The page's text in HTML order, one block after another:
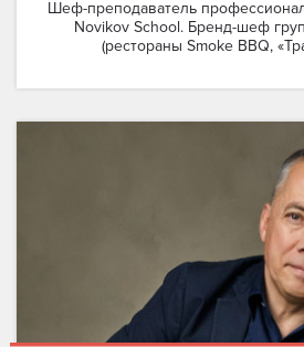
Шеф-преподаватель
Novikov School. Бренд-шеф
(рестораны Smoke BBQ,